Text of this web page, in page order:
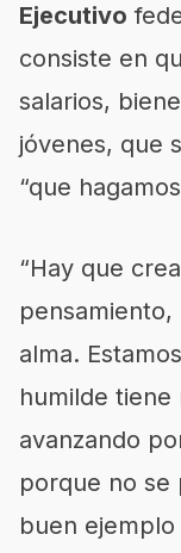
Ejecutivo
consiste en
salarios,
jóvenes, que
“que
“Hay que
alma.
humilde tiene
avanzando
porque no se
buen